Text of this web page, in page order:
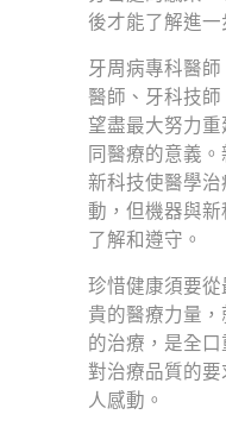
後才能了解進一
牙周病專科醫
醫師、牙科技
望盡最大努力
同醫療的意義
新科技使醫學
動，但機器與
了解和遵守。
珍惜健康須要
貴的醫療力量
的治療，是全
對治療品質的
人感動。